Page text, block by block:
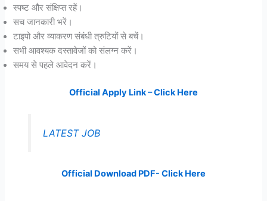
स्पष्ट और संक्षिप्त रहें।
सच जानकारी भरें।
टाइपो और व्याकरण संबंधी त्रुटियों से बचें।
सभी आवश्यक दस्तावेजों को संलग्न करें।
समय से पहले आवेदन करें।
Official Apply Link – Click Here
LATEST JOB
Official Download PDF- Click Here